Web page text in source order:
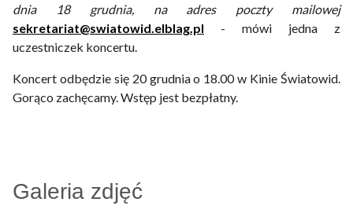
dnia 18 grudnia, na adres poczty mailowej
sekretariat@swiatowid.elblag.pl - mówi jedna z
uczestniczek koncertu.
Koncert odbędzie się 20 grudnia o 18.00 w Kinie Światowid.
Gorąco zachęcamy. Wstęp jest bezpłatny.
Galeria zdjęć